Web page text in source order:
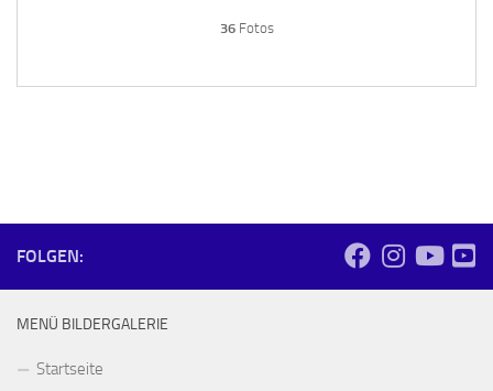
36Fotos
FOLGEN:
MENÜ BILDERGALERIE
Startseite